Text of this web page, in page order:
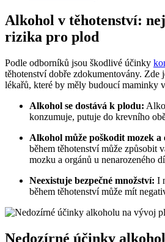
Alkohol v těhotenství:
rizika pro plod
Podle odborníků jsou škodlivé účinky
těhotenství dobře zdokumentovány. Zde
lékařů, které by měly budoucí maminky
Alkohol se dostává k plodu:
konzumuje, putuje do krevního
Alkohol může poškodit mozek a
během těhotenství může způsobit
mozku a orgánů u nenarozeného
Neexistuje bezpečné množství: I
během těhotenství může mít
Nedozírné účinky